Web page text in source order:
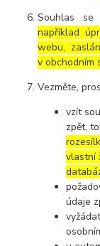
Souhlas
například
webu,
v obchodním
Vezměte,
vzít
zpět,
vlastní
údaje